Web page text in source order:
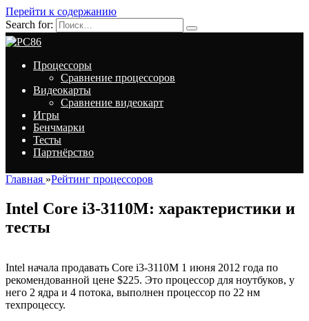
Перейти к содержанию
Search for:
Процессоры
Сравнение процессоров
Видеокарты
Сравнение видеокарт
Игры
Бенчмарки
Тесты
Партнёрство
Главная »Рейтинг процессоров
Intel Core i3-3110M: характеристики и
тесты
Intel начала продавать Core i3-3110M 1 июня 2012 года по
рекомендованной цене $225. Это процессор для ноутбуков, у
него 2 ядра и 4 потока, выполнен процессор по 22 нм
техпроцессу.